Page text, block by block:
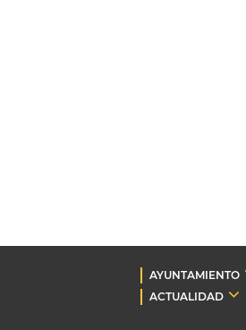
AYUNTAMIENTO
ACTUALIDAD